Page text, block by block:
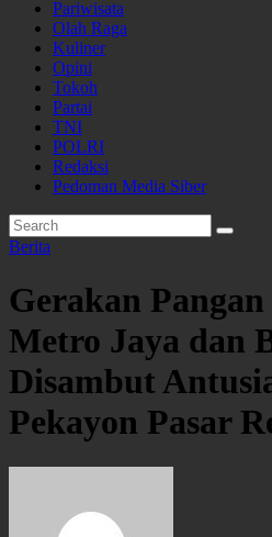
Pariwisata
Olah Raga
Kuliner
Opini
Tokoh
Partai
TNI
POLRI
Redaksi
Pedoman Media Siber
Berita
Gerakan
Metro Jaya dan
Disambut
Pekayon Pasar